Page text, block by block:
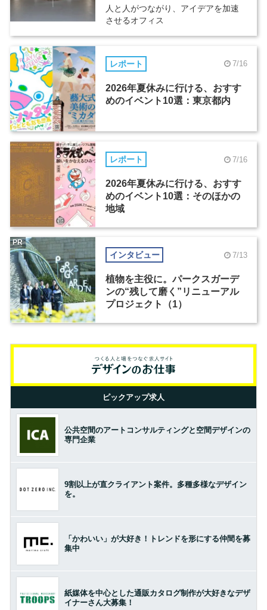
人と人がつながり、アイデアを加速
させるオフィス
レポート 7/16
2026年夏休みに行ける、おすす
めのイベント10選：東京都内
レポート 7/16
2026年夏休みに行ける、おすす
めのイベント10選：そのほかの
地域
インタビュー 7/13
植物を主役に。パークスガーデ
ンの“残して磨く”リニューアル
プロジェクト（1）
PR
ピックアップ求人
公共空間のアートコンサルティングと空間デザインの
専門企業
9割以上が直クライアント案件。多種多様なデザイン
を。
「かわいい」が大好き！トレンドを形にする仲間を募
集中
紙媒体を中心とした通販カタログ制作が大好きなデザ
イナーさん大募集！